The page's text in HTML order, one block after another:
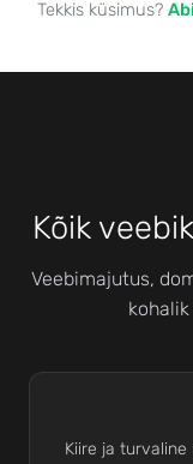
Tekkis küsimus?
Kõik
Veebimajutus,
Kiire ja